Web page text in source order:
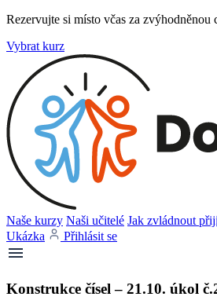
Rezervujte si místo včas za zvýhodněnou
Vybrat kurz
Naše kurzy Naši učitelé Jak zvládnout
Ukázka
Přihlásit se
Konstrukce čísel – 21.10. úkol